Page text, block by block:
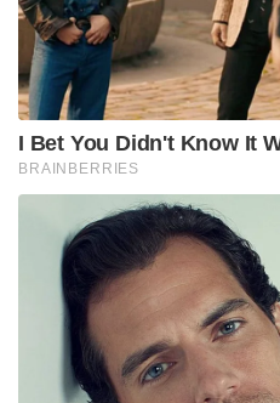
I Bet You Didn't Know It
BRAINBERRIES